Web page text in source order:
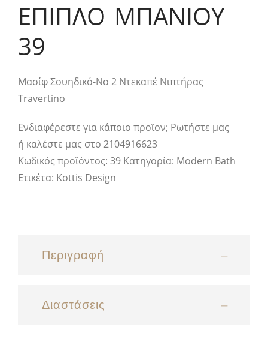
ΈΠΙΠΛΟ ΜΠΆΝΙΟΥ
39
Μασίφ Σουηδικό-Νο 2 Ντεκαπέ Nιπτήρας
Travertino
Ενδιαφέρεστε για κάποιο προϊον; Ρωτήστε μας
ή καλέστε μας στο 2104916623
Κωδικός προϊόντος: 39 Κατηγορία: Modern Bath
Ετικέτα: Kottis Design
Περιγραφή
Διαστάσεις